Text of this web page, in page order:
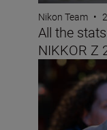
Nikon Team •
All the
NIKKOR Z
The new